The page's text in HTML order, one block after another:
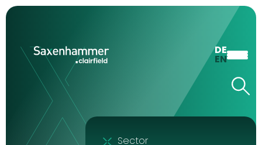
DE
EN
Sector